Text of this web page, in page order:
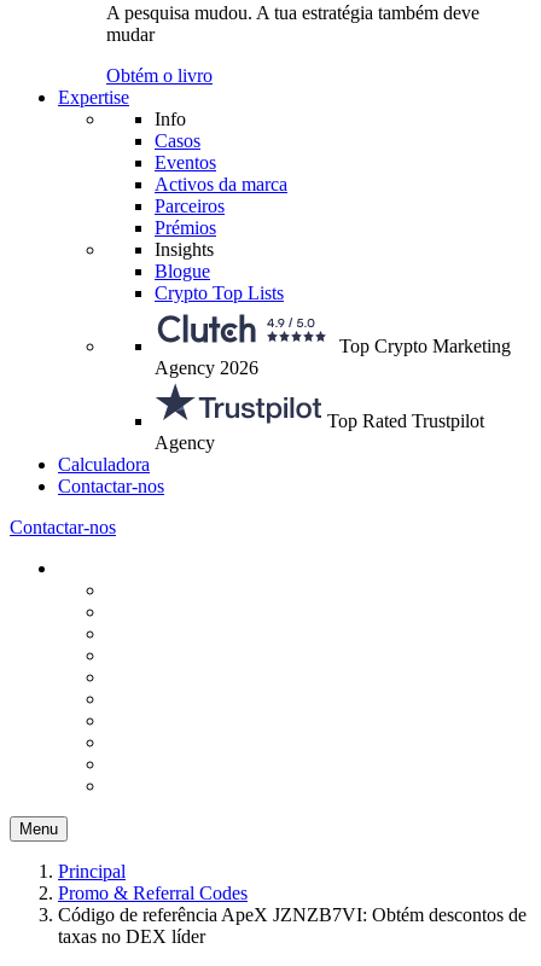
A pesquisa mudou. A tua estratégia também deve
mudar
Obtém o livro
Expertise
Info
Casos
Eventos
Activos da marca
Parceiros
Prémios
Insights
Blogue
Crypto Top Lists
Top Crypto Marketing
Agency 2026
Top Rated Trustpilot
Agency
Calculadora
Contactar-nos
Contactar-nos
Menu
Principal
Promo & Referral Codes
Código de referência ApeX JZNZB7VI: Obtém descontos de
taxas no DEX líder